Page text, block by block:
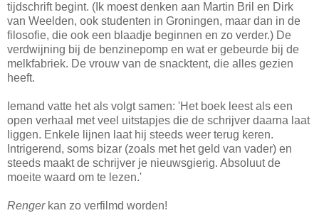
tijdschrift begint. (Ik moest denken aan Martin Bril en Dirk
van Weelden, ook studenten in Groningen, maar dan in de
filosofie, die ook een blaadje beginnen en zo verder.) De
verdwijning bij de benzinepomp en wat er gebeurde bij de
melkfabriek. De vrouw van de snacktent, die alles gezien
heeft.
Iemand vatte het als volgt samen: 'Het boek leest als een
open verhaal met veel uitstapjes die de schrijver daarna laat
liggen. Enkele lijnen laat hij steeds weer terug keren.
Intrigerend, soms bizar (zoals met het geld van vader) en
steeds maakt de schrijver je nieuwsgierig. Absoluut de
moeite waard om te lezen.'
Rengerkan zo verfilmd worden!